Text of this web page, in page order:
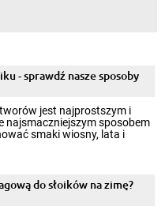
- sprawdź nasze sposoby
jest najprostszym i
najsmaczniejszym sposobem
smaki wiosny, lata i
cieszyć nimi oko w sezonie
cieplejszych
słoików ze
do słoików na zimę?